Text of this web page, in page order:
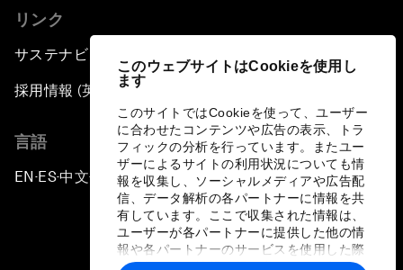
このウェブサイトはCookieを使用し
ます
このサイトではCookieを使って、ユーザー
に合わせたコンテンツや広告の表示、トラ
フィックの分析を行っています。またユー
ザーによるサイトの利用状況についても情
報を収集し、ソーシャルメディアや広告配
信、データ解析の各パートナーに情報を共
有しています。ここで収集された情報は、
ユーザーが各パートナーに提供した他の情
報や各パートナーのサービスを使用した際
に収集された情報と組み合わされ、各パー
リンク
サステナビリティへの取り組み
採用情報 (英語のみ)
言語
EN ▪ES▪中文▪ 日本語